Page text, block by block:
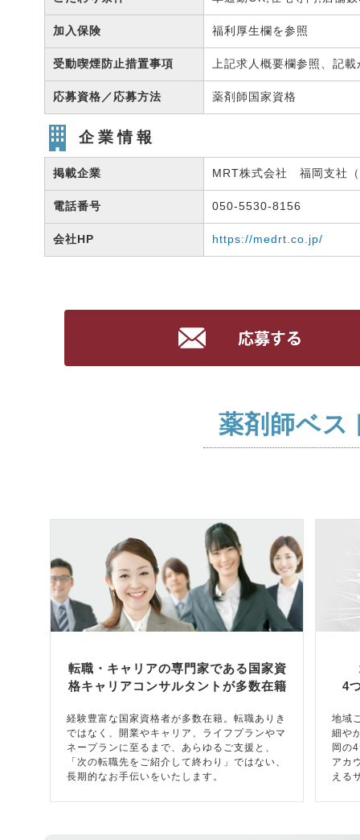
加入保険 福利厚生欄を参照
受動喫煙防止措置事項 上記求人概要欄参照、記
応募資格／応募方法 薬剤師国家資格
企業情報
掲載企業 MRT株式会社 福岡支社
電話番号 050-5530-8156
会社HP https://medrt.co.jp/
薬剤師ベス
転職・キャリアの専門家である国家資
格キャリアコンサルタントが多数在籍
経験豊富な国家資格者が多数在籍。転職ありき
ではなく、開業やキャリア、ライフプランやマ
ネープランに至るまで、あらゆるご支援と、
「次の転職先をご紹介して終わり」ではない、
長期的なお手伝いをいたします。
4
地域
細や
岡の
アカ
える